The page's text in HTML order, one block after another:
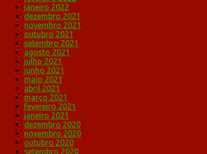
janeiro 2022
dezembro 2021
novembro 2021
outubro 2021
setembro 2021
agosto 2021
julho 2021
junho 2021
maio 2021
abril 2021
março 2021
fevereiro 2021
janeiro 2021
dezembro 2020
novembro 2020
outubro 2020
setembro 2020